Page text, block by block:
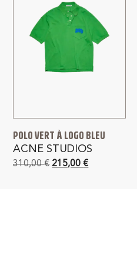
POLO VERT À LOGO BLEU
ACNE STUDIOS
310,00€ 215,00€